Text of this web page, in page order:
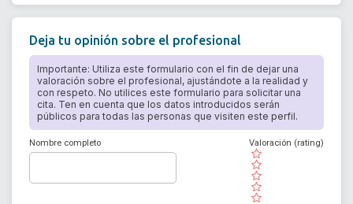
Deja tu opinión sobre el profesional
Importante: Utiliza este formulario con el fin de dejar una
valoración sobre el profesional, ajustándote a la realidad y
con respeto. No utilices este formulario para solicitar una
cita. Ten en cuenta que los datos introducidos serán
públicos para todas las personas que visiten este perfil.
Nombre completo
( )
( )
( )
( )
( )
Valoración (rating)